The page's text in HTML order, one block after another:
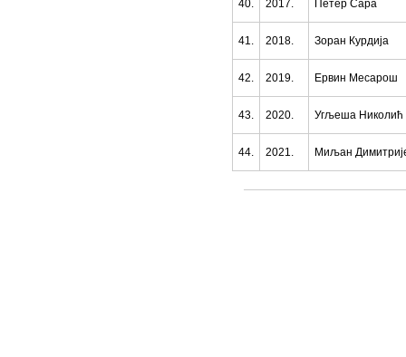
40. 2017. Петер Сара
41. 2018. Зоран Курдија
42. 2019. Ервин Месарош
43. 2020. Угљеша Николић
44. 2021. Миљан